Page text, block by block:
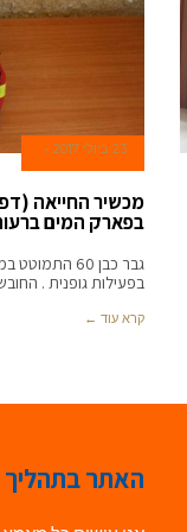
23 ביולי 2017
מכשיר החייאה
בפארק המים
גבר כבן 60
בפעילות גופנית .
קרא עוד ←
האתר בתהליך